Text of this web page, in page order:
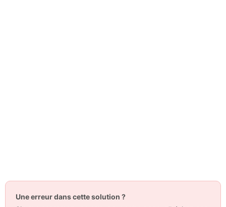
Une erreur dans cette solution ?